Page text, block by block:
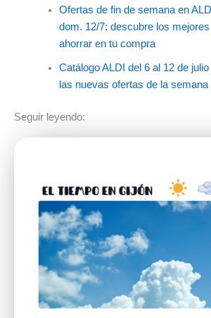
Ofertas de fin de semana en
dom. 12/7: descubre los
ahorrar en tu compra
Catálogo ALDI del 6 al 12 de
las nuevas ofertas de la semana
Seguir leyendo: